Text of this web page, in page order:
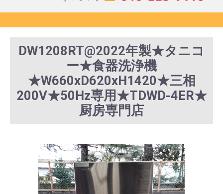
DW1208RT@2022年製★タニコ
ー★食器洗浄機
★W660xD620xH1420★三相
200V★50Hz専用★TDWD-4ER★
厨房専門店